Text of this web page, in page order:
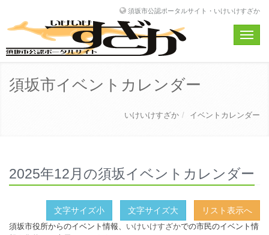
須坂市公認ポータルサイト・いけいけすざか
Toggle
須坂市イベントカレンダー
いけいけすざか イベントカレンダー
2025年12月の須坂イベントカレンダー
文字サイズ小 文字サイズ大 リスト表示へ
須坂市役所からのイベント情報、 いけいけすざかでの市民のイベント情